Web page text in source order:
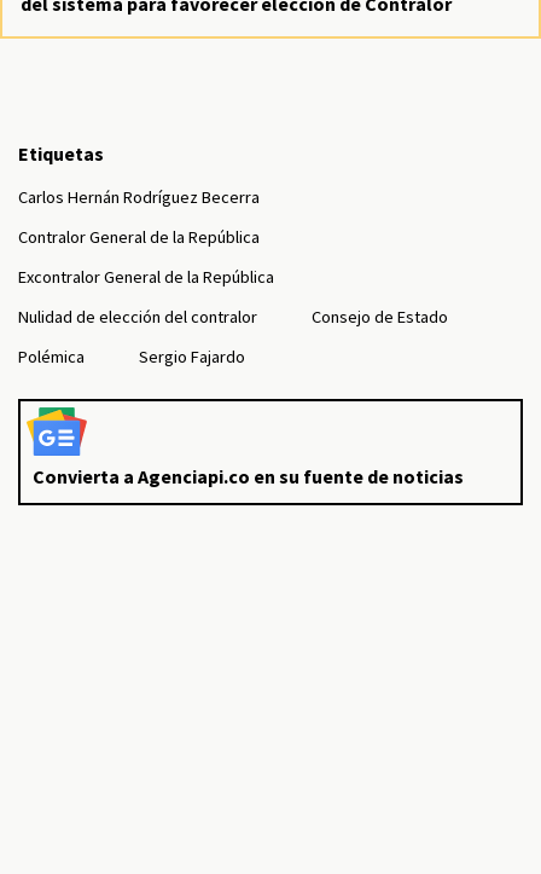
Etiquetas
Carlos Hernán Rodríguez Becerra
Contralor General de la República
Excontralor General de la República
Nulidad de elección del contralor
Consejo de Estado
Polémica
Sergio Fajardo
Convierta a Agenciapi.co en su fuente de noticias